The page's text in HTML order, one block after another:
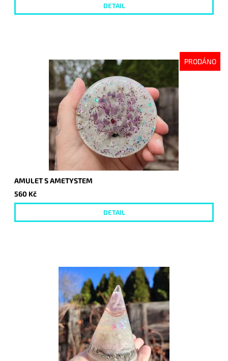
DETAIL
PRODÁNO
AMULET S AMETYSTEM
560 Kč
DETAIL